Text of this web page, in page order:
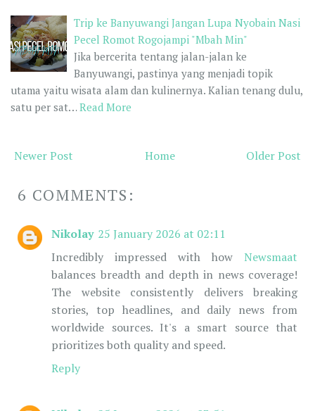
Trip ke Banyuwangi Jangan Lupa Nyobain Nasi
Pecel Romot Rogojampi "Mbah Min"
Jika bercerita tentang jalan-jalan ke
Banyuwangi, pastinya yang menjadi topik
utama yaitu wisata alam dan kulinernya. Kalian tenang dulu,
satu per sat… Read More
Newer Post Older Post
Home
6 COMMENTS:
Nikolay 25 January 2026 at 02:11
Incredibly impressed with how Newsmaat
balances breadth and depth in news coverage!
The website consistently delivers breaking
stories, top headlines, and daily news from
worldwide sources. It's a smart source that
prioritizes both quality and speed.
Reply